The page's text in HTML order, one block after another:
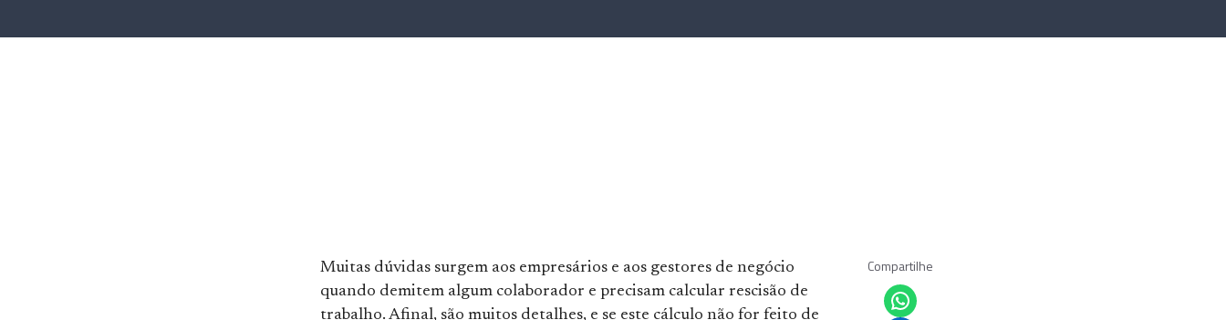
Muitas dúvidas surgem aos empresários e aos gestores de negócio
quando demitem algum colaborador e precisam calcular rescisão de
trabalho. Afinal, são muitos detalhes, e se este cálculo não for feito de
Compartilhe
Share on WhatsApp